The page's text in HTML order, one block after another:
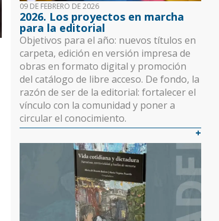
09 DE FEBRERO DE 2026
2026. Los proyectos en marcha
para la editorial
Objetivos para el año: nuevos títulos en
carpeta, edición en versión impresa de
obras en formato digital y promoción
del catálogo de libre acceso. De fondo, la
razón de ser de la editorial: fortalecer el
vínculo con la comunidad y poner a
circular el conocimiento.